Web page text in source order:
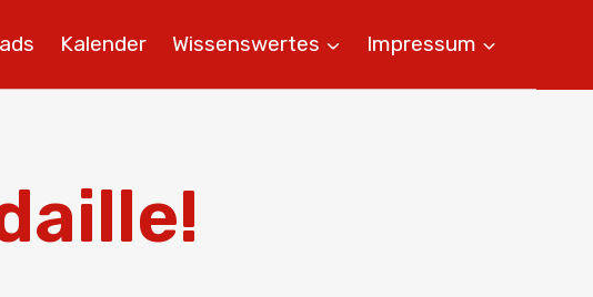
Kalender Wissenswertes Impressum